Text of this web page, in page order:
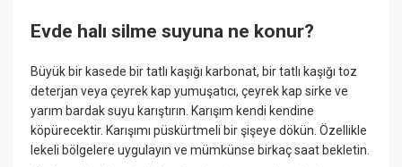
Evde halı silme suyuna ne konur?
Büyük bir kasede bir tatlı kaşığı karbonat, bir tatlı kaşığı toz
deterjan veya çeyrek kap yumuşatıcı, çeyrek kap sirke ve
yarım bardak suyu karıştırın. Karışım kendi kendine
köpürecektir. Karışımı püskürtmeli bir şişeye dökün. Özellikle
lekeli bölgelere uygulayın ve mümkünse birkaç saat bekletin.